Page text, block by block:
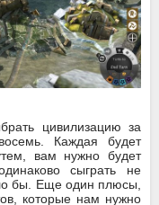
цивилизацию за
Каждая будет
вам нужно будет
сыграть не
бы. Еще один плюсы,
которые нам нужно